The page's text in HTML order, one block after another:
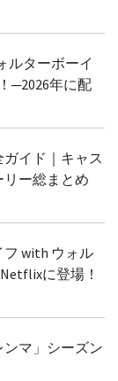
ルターボーイ
─2026年に配
イド｜キャス
リー総まとめ
with ウォル
に登場！
ンマ」シーズン